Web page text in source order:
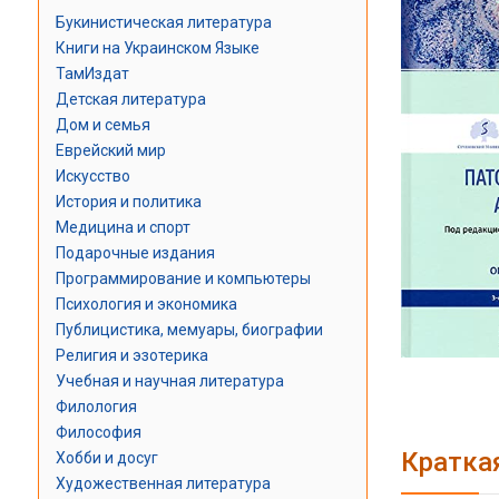
Букинистическая литература
Книги на Украинском Языке
ТамИздат
Детская литература
Дом и семья
Еврейский мир
Искусство
История и политика
Медицина и спорт
Подарочные издания
Программирование и компьютеры
Психология и экономика
Публицистика, мемуары, биографии
Религия и эзотерика
Учебная и научная литература
Филология
Философия
Хобби и досуг
Художественная литература